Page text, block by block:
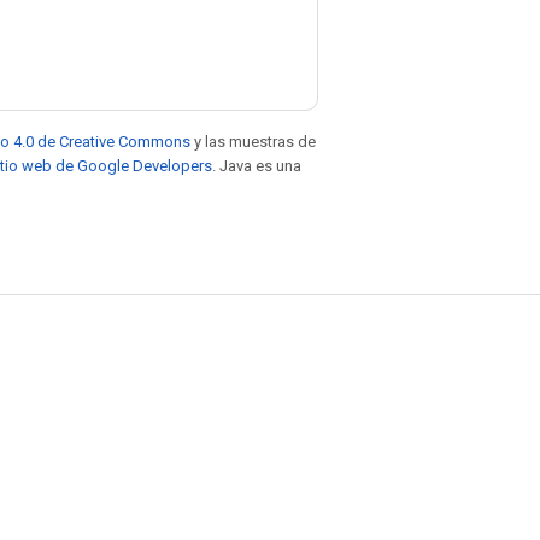
4.0 de Creative Commons y las muestras de
web de Google Developers . Java es una